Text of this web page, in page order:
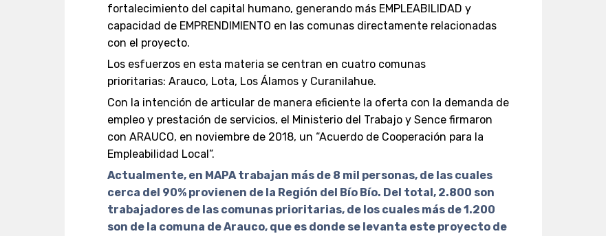
fortalecimiento del capital humano, generando más EMPLEABILIDAD y
capacidad de EMPRENDIMIENTO en las comunas directamente relacionadas
con el proyecto.
Los esfuerzos en esta materia se centran en cuatro comunas
prioritarias: Arauco, Lota, Los Álamos y Curanilahue.
Con la intención de articular de manera eficiente la oferta con la demanda de
empleo y prestación de servicios, el Ministerio del Trabajo y Sence firmaron
con ARAUCO, en noviembre de 2018, un “Acuerdo de Cooperación para la
Empleabilidad Local”.
Actualmente, en MAPA trabajan más de 8 mil personas, de las cuales
cerca del 90% provienen de la Región del Bío Bío. Del total, 2.800 son
trabajadores de las comunas prioritarias, de los cuales más de 1.200
son de la comuna de Arauco, que es donde se levanta este proyecto de